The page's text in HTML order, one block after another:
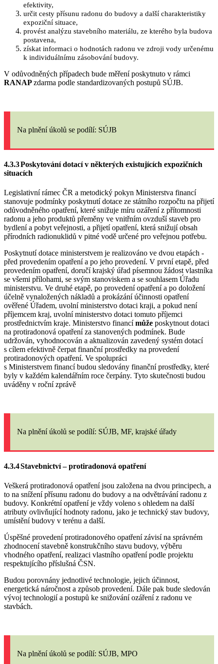
efektivity,
určit cesty přísunu radonu do budovy a další charakteristiky
expoziční situace,
provést analýzu stavebního materiálu, ze kterého byla budova
postavena,
získat informaci o hodnotách radonu ve zdroji vody určenému
k individuálnímu zásobování budovy.
V odůvodněných případech bude měření poskytnuto v rámci
RANAPzdarma podle standardizovaných postupů SÚJB.
Na plnění úkolů se podílí: SÚJB
4.3.3Poskytování dotací v některých existujících expozičních
situacích
Legislativní rámec ČR a metodický pokyn Ministerstva financí
stanovuje podmínky poskytnutí dotace ze státního rozpočtu na přijetí
odůvodněného opatření, které snižuje míru ozáření z přítomnosti
radonu a jeho produktů přeměny ve vnitřním ovzduší staveb pro
bydlení a pobyt veřejnosti, a přijetí opatření, která snižují obsah
přírodních radionuklidů v pitné vodě určené pro veřejnou potřebu.
Poskytnutí dotace ministerstvem je realizováno ve dvou etapách -
před provedením opatření a po jeho provedení. V první etapě, před
provedením opatření, doručí krajský úřad písemnou žádost vlastníka
se všemi přílohami, se svým stanoviskem a se souhlasem Úřadu
ministerstvu. Ve druhé etapě, po provedení opatření a po doložení
účelně vynaložených nákladů a prokázání účinnosti opatření
ověřené Úřadem, uvolní ministerstvo dotaci kraji, a pokud není
příjemcem kraj, uvolní ministerstvo dotaci tomuto příjemci
prostřednictvím kraje. Ministerstvo financímůže poskytnout dotaci
na protiradonová opatření za stanovených podmínek. Bude
udržován, vyhodnocován a aktualizován zavedený systém dotací
s cílem efektivně čerpat finanční prostředky na provedení
protiradonových opatření. Ve spolupráci
s Ministerstvem financí budou sledovány finanční prostředky, které
byly v každém kalendářním roce čerpány. Tyto skutečnosti budou
uváděny v roční zprávě
Na plnění úkolů se podílí: SÚJB, MF, krajské úřady
4.3.4Stavebnictví– protiradonová opatření
Veškerá protiradonová opatření jsou založena na dvou principech, a
to na snížení přísunu radonu do budovy a na odvětrávání radonu z
budovy. Konkrétní opatření je vždy voleno s ohledem na další
atributy ovlivňující hodnoty radonu, jako je technický stav budovy,
umístění budovy v terénu a další.
Úspěšné provedení protiradonového opatření závisí na správném
zhodnocení stavebně konstrukčního stavu budovy, výběru
vhodného opatření, realizaci vlastního opatření podle projektu
respektujícího příslušná ČSN.
Budou porovnány jednotlivé technologie, jejich účinnost,
energetická náročnost a způsob provedení. Dále pak bude sledován
vývoj technologií a postupů ke snižování ozáření z radonu ve
stavbách.
Na plnění úkolů se podílí: SÚJB, MPO